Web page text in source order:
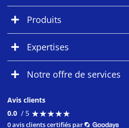
Produits
Expertises
Notre offre de services
Avis clients
0.0 / 5 ★★★★★
★★★★★
0 avis clients certifiés par